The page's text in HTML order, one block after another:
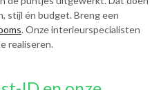
stijl én budget. Breng een
. Onze interieurspecialisten
realiseren.